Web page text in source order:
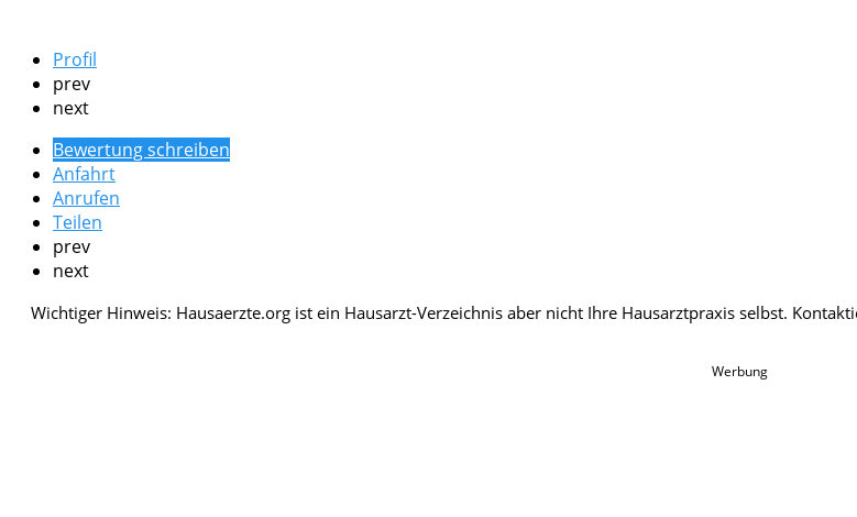
Profil
prev
next
Bewertung schreiben
Anfahrt
Anrufen
Teilen
prev
next
Werbung